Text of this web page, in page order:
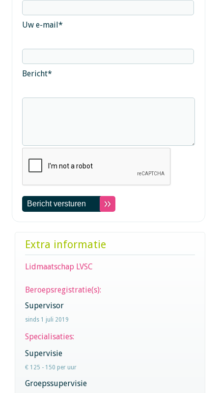
Uw e-mail*
Bericht*
Extra informatie
Lidmaatschap LVSC
Beroepsregistratie(s):
Supervisor
sinds 1 juli 2019
Specialisaties:
Supervisie
€ 125 - 150 per uur
Groepssupervisie